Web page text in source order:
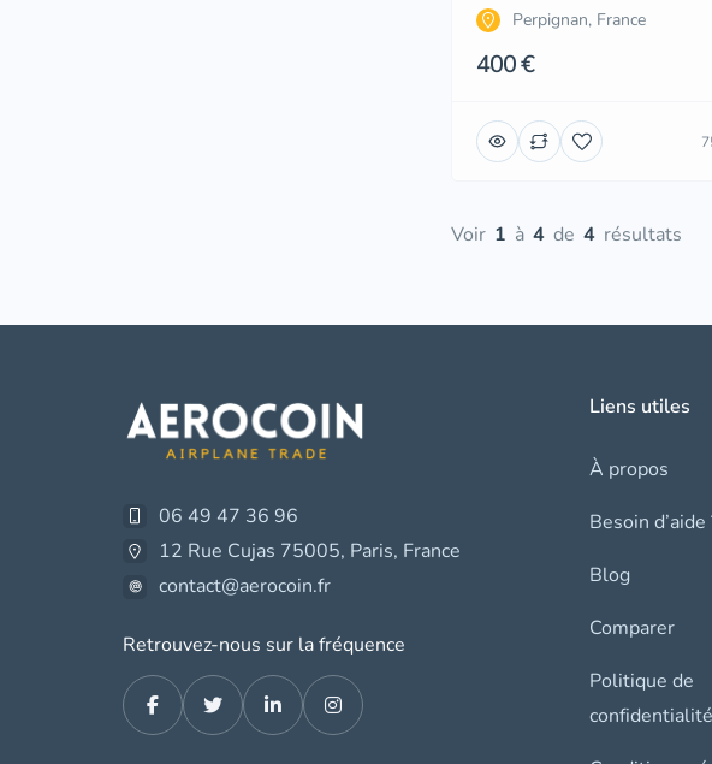
Perpignan, France
400 €
Voir 1 à 4 de 4 résultats
06 49 47 36 96
12 Rue Cujas 75005, Paris, France
contact@aerocoin.fr
Retrouvez-nous sur la fréquence
Liens utiles
À propos
Besoin d’aide
Blog
Comparer
Politique de
confidentialité